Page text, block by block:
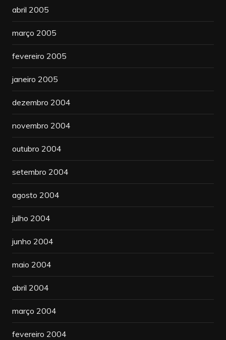
abril 2005
março 2005
fevereiro 2005
janeiro 2005
dezembro 2004
novembro 2004
outubro 2004
setembro 2004
agosto 2004
julho 2004
junho 2004
maio 2004
abril 2004
março 2004
fevereiro 2004